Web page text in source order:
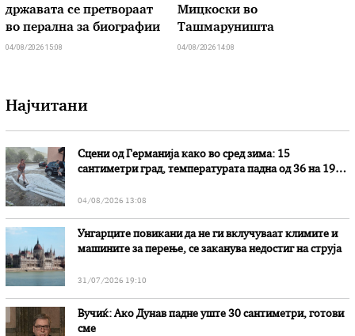
државата се претвораат
во перална за биографии
04/08/2026 15:08
Мицкоски во
Ташмаруништа
04/08/2026 14:08
Најчитани
Сцени од Германија како во сред зима: 15
сантиметри град, температурата падна од 36 на 19
04/08/2026 13:08
Унгарците повикани да не ги вклучуваат климите и
машините за перење, се заканува недостиг на струја
31/07/2026 19:10
Вучиќ: Ако Дунав падне уште 30 сантиметри, готови
сме